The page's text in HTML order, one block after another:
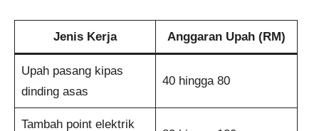
Jenis Kerja Anggaran Upah (RM)
Upah pasang kipas
dinding asas
40 hingga 80
Tambah point elektrik